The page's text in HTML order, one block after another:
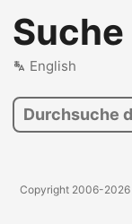
Suche
English
Copyright 2006-2026